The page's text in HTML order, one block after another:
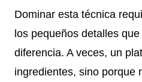
Dominar esta técnica
los pequeños detalles
diferencia. A veces, un
ingredientes, sino porque